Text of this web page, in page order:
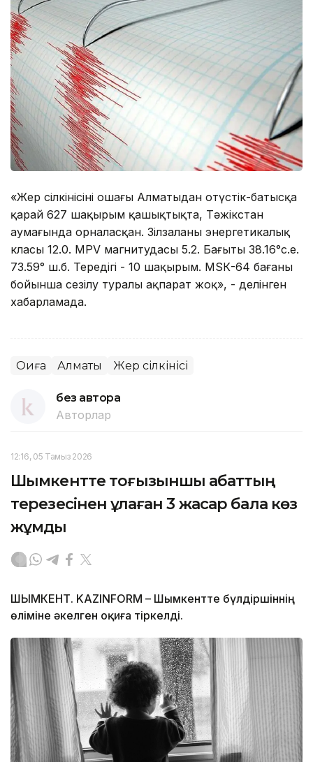
«Жер сілкінісінің ошағы Алматыдан оңтүстік-батысқа
қарай 627 шақырым қашықтықта, Тәжікстан
аумағында орналасқан. Зілзаланың энергетикалық
класы 12.0. MPV магнитудасы 5.2. Бағыты 38.16°с.е.
73.59° ш.б. Тереңдігі - 10 шақырым. МSК-64 бағаны
бойынша сезілу туралы ақпарат жоқ», - делінген
хабарламада.
Оқиға Алматы Жер сілкінісі
без автора
Авторлар
12:16, 05 Тамыз 2026
Шымкентте тоғызыншы қабаттың
терезесінен құлаған 3 жасар бала көз
жұмды
ШЫМКЕНТ. KAZINFORM – Шымкентте бүлдіршіннің
өліміне әкелген оқиға тіркелді.